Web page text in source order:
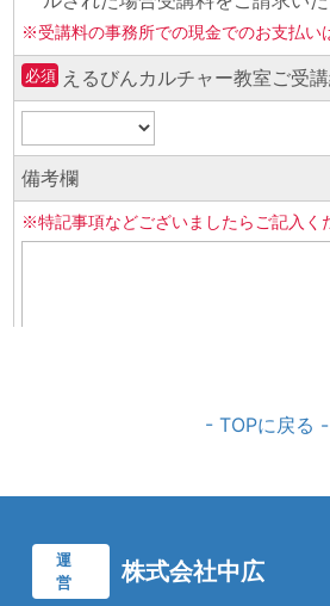
- TOPに戻る -
運
営
株式会社中広